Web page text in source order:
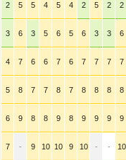
2 5 5 4 5 4 2 5 2 2
3 6 3 5 6 5 6 3 3 6
4 7 6 6 7 6 7 7 7 7
5 8 7 7 8 7 8 8 8 8
6 9 8 8 9 8 9 9 9 9
7 - 9 10 10 9 10 - - 10